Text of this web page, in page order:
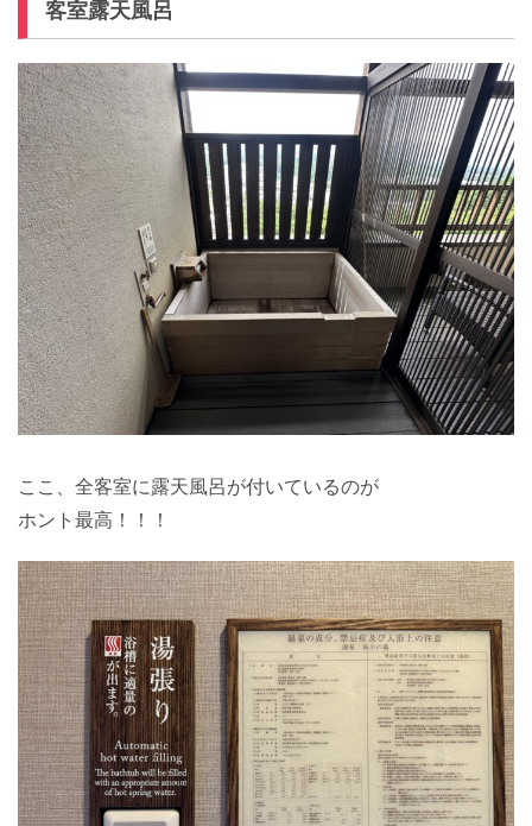
客室露天風呂
ここ、全客室に露天風呂が付いているのが
ホント最高！！！